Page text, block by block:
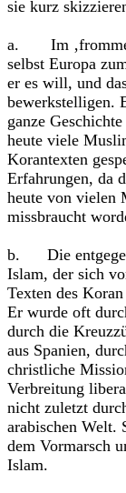
sie kurz
a. Im ‚frommen
selbst Europa
er es will, und
bewerkstelligen.
ganze
heute viele
Korantexten
Erfahrungen, da
heute von vielen
missbraucht
b. Die
Islam, der sich
Texten des
Er wurde oft
durch die
aus Spanien,
christliche
Verbreitung
nicht zuletzt
arabischen Welt.
dem Vormarsch
Islam.